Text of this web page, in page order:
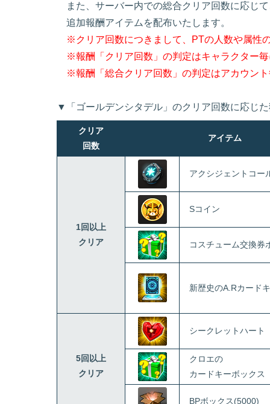
また、サーバー内での総合クリア回数に応じ
追加報酬アイテムを配布いたします。
※クリア回数につきまして、PTの人数や属性
※報酬「クリア回数」の判定はキャラクター毎
※報酬「総合クリア回数」の判定はアカウント
▼「ゴールデンシタデル」のクリア回数に応じ
クリア
回数
アイテム
1回以上
クリア
アクシジェントコー
Sコイン
コスチューム交換券
新歴史のA.Rカード
5回以上
クリア
シークレットハート
クロエの
カードキーボックス
BPボックス(5000)